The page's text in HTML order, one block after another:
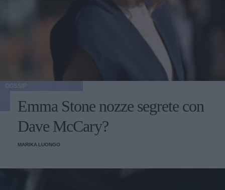
Emma Stone nozze segrete con
Dave McCary?
MARIKA LUONGO